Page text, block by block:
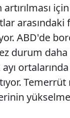
arasındaki
ABD'de
durum